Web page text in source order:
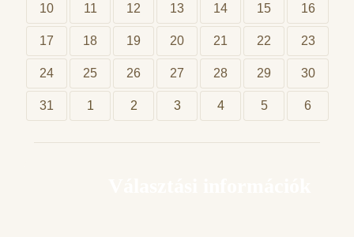
10 11 12 13 14 15 16
17 18 19 20 21 22 23
24 25 26 27 28 29 30
31 1 2 3 4 5 6